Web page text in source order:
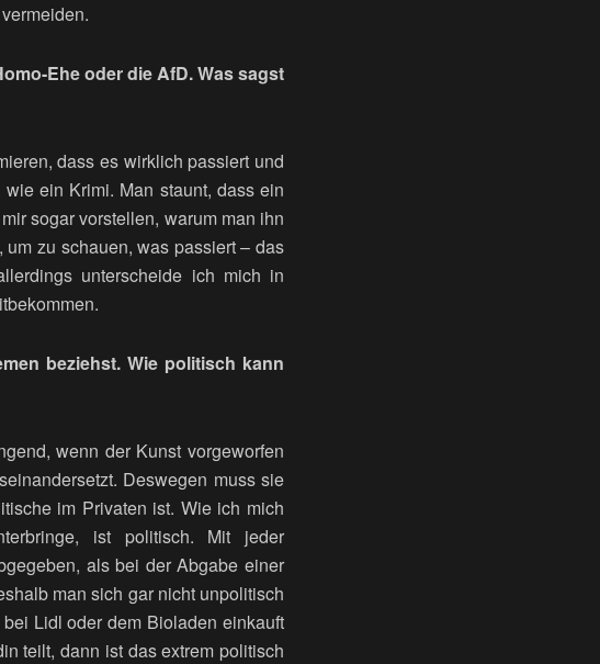
Ehe oder die AfD. Was sagst
dass es wirklich passiert und
ein Krimi. Man staunt, dass ein
sogar vorstellen, warum man ihn
zu schauen, was passiert – das
unterscheide ich mich in
beziehst. Wie politisch kann
wenn der Kunst vorgeworfen
Deswegen muss sie
im Privaten ist. Wie ich mich
ist politisch. Mit jeder
als bei der Abgabe einer
man sich gar nicht unpolitisch
Lidl oder dem Bioladen einkauft
teilt, dann ist das extrem politisch